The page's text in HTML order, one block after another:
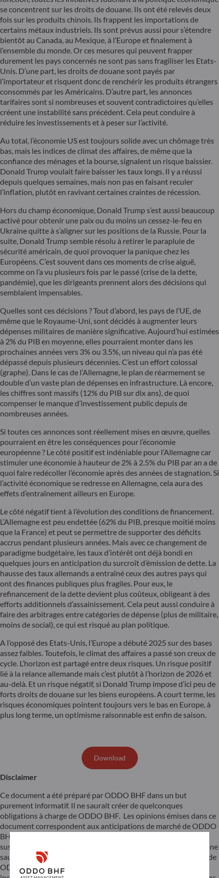
se concentrent sur les droits de douane. Ils ont été relevés deux
fois sur les produits chinois. Ils frappent les importations de
certains métaux industriels. Ils sont prévus aussi pour s’étendre
bientôt au Canada, au Mexique, à l’Europe et finalement à
l’ensemble du monde. Or ces mesures qui peuvent frapper
durement les pays concernés ne sont pas sans fragiliser les Etats-
Unis. D’une part, les droits de douane sont payés par
l’importateur et risquent donc de renchérir les produits étrangers
consommés par les Américains. D’autre part, les annonces
tarifaires sont si nombreuses et souvent contradictoires qu’elles
créent une instabilité sans précédent. Cela peut conduire à
réduire les investissements et à peser sur l’activité.
Au total, l’économie US est toujours solide avec un chômage très
bas, mais les indices de climat des affaires, de même que la
confiance des ménages et la bourse, signalent un risque baissier.
Donald Trump voulait faire baisser les taux longs. Il y a réussi
depuis quelques semaines, mais non pas en faisant reculer
l’inflation, plutôt en ravivant certaines craintes de récession.
Hors du champ économique, Donald Trump s’est aussi beaucoup
activé pour obtenir une paix ou du moins un cessez-le-feu en
Ukraine quitte à s’aligner sur les positions de la Russie. Pour la
suite, Donald Trump semble résolu à retirer le parapluie de
sécurité américain, de quoi provoquer la panique chez les
Européens. C’est souvent dans ces moments de crise aiguë,
comme on l’a vu plusieurs fois par le passé (crise de la dette,
pandémie), que les dirigeants prennent alors des décisions qui
semblaient impensables.
Quelles sont ces décisions ? Tout d’abord, les pays de l’UE, de
même que le Royaume-Uni, sont décidés à augmenter leurs
dépenses militaires de manière significative. Aujourd’hui estimées
à 2% du PIB en moyenne, elles pourraient monter dans les
prochaines années vers 3% ou 3.5%, un niveau qui n’a pas été
dépassé depuis plusieurs décennies. C’est un effort colossal
(graphe). Dans le cas de l’Allemagne, le plan de réarmement se
double d’un vaste plan de dépenses en infrastructure. Là encore,
les chiffres sont massifs (12% du PIB sur dix ans), de quoi
compenser le manque d’investissement public depuis de
nombreuses années.
Si toutes ces annonces sont réellement mises en œuvre, quelles
pourraient en être les conséquences pour l’économie
européenne ? Le côté positif est indéniable pour l’Allemagne car
stimuler une économie à hauteur de 2% à 2.5% du PIB par an a de
quoi faire redécoller l’économie après des années de stagnation. Si
l’activité économique se redresse en Allemagne, cela aura des
effets d’entraînement ailleurs en Europe.
Le côté négatif tient à l’évolution des conditions de financement.
L’Allemagne est peu endettée (62% du PIB, presque moitié moins
que la France) et peut se permettre de supporter des déficits
accrus pendant plusieurs années. Mais avec ce changement de
paradigme budgétaire, les taux d’intérêt ont déjà bondi en
quelques jours en anticipation du surcroît d’émission de dette. La
hausse des taux allemands a entraîné ceux des autres pays qui
ont des finances publiques plus fragiles. Pour eux, le
refinancement de la dette devient plus coûteux, obligeant à des
efforts additionnels d’assainissement. Cela peut aussi conduire à
faire des arbitrages entre catégories de dépense (plus de militaire,
moins de social), ce qui est risqué au plan politique.
A l’opposé des Etats-Unis, l’Europe a débuté 2025 sur des bases
assez faibles. Toutefois, le climat des affaires a passé son creux de
cycle. L’horizon est partagé entre deux risques. Un risque positif
lié à la relance allemande mais c’est plutôt à l’horizon de 2026 et
au-delà. Et un risque négatif, si Donald Trump impose d’ici peu de
forts droits de douane sur les biens européens. A court terme, les
risques économiques pointent toujours vers le bas en Europe, à
plus long terme, un optimisme raisonnable est enfin de saison.
Download
Disclaimer
Ce document a été préparé par ODDO BHF dans un but
purement informatif. Il ne saurait créer de quelconques
obligations à charge de ODDO BHF. Les opinions émises dans ce
document correspondent aux anticipations de marché de ODDO
BHF au moment de la publication de document. Elles sont
susceptibles d’évoluer en fonction des conditions de marché et ne
sauraient en aucun cas engager la responsabilité contractuelle de
ODDO BHF. Toute référence à des valeurs individuelles a été